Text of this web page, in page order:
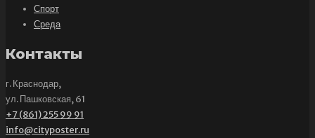
Спорт
Среда
Контакты
г. Краснодар,
ул. Пашковская, 61
+7 (861) 255 99 91
info@cityposter.ru